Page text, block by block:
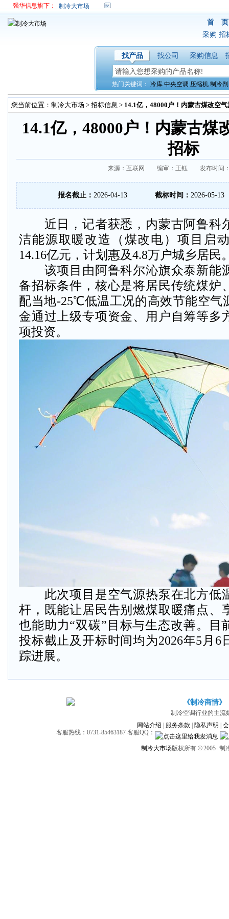
强华信息旗下： 制冷大市场
首 页
采购 招
找产品 找公司 采购信息
热门关键词： 冷库 中央空调 压缩机 制冷剂
您当前位置： 制冷大市场 > 招标信息 > 14.1亿，48000户！内蒙古煤改空
14.1亿，48000户！内蒙古煤
招标
来源：互联网 编审：王钰 发布时间：
报名截止： 2026-04-13 截标时间： 2026-05-13
近日，记者获悉，内蒙古阿鲁科
洁能源取暖改造（煤改电）项目启
14.16亿元，计划惠及4.8万户城乡居民
该项目由阿鲁科尔沁旗众泰新能
备招标条件，核心是将居民传统煤炉
配当地-25℃低温工况的高效节能空气
金通过上级专项资金、用户自筹等多
项投资。
此次项目是空气源热泵在北方低
杆，既能让居民告别燃煤取暖痛点、
也能助力“双碳”目标与生态改善。目
投标截止及开标时间均为2026年5月6
踪进展。
《制冷商情》
制冷空调行业的主流
网站介绍
服务条款 隐私声明
客服热线：0731-85463187 客服QQ：
制冷大市场版权所有 ©2005-制